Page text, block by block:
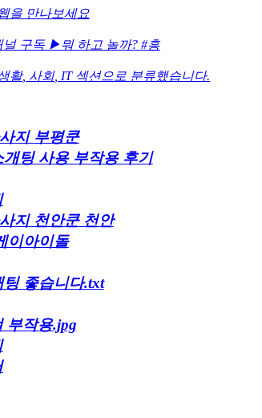
을 만나보세요
구독 ▶뭐 하고 놀까? #흥
활, 사회, IT섹션으로 분류했습니다.
지 부평쿤
팅 사용 부작용 후기
지 천안쿤 천안
이아이돌
좋습니다.txt
부작용.jpg